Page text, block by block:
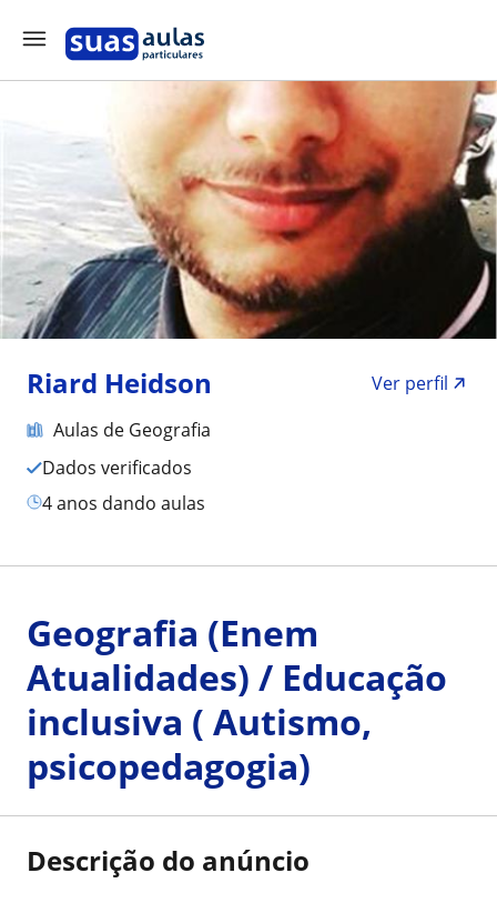
Riard Heidson
Ver perfil
Aulas de Geografia
Dados verificados
4 anos dando aulas
Geografia (Enem
Atualidades) / Educação
inclusiva ( Autismo,
psicopedagogia)
Descrição do anúncio